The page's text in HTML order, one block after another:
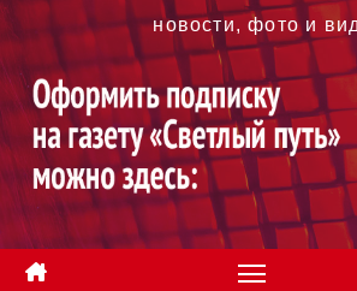
новости, фото и